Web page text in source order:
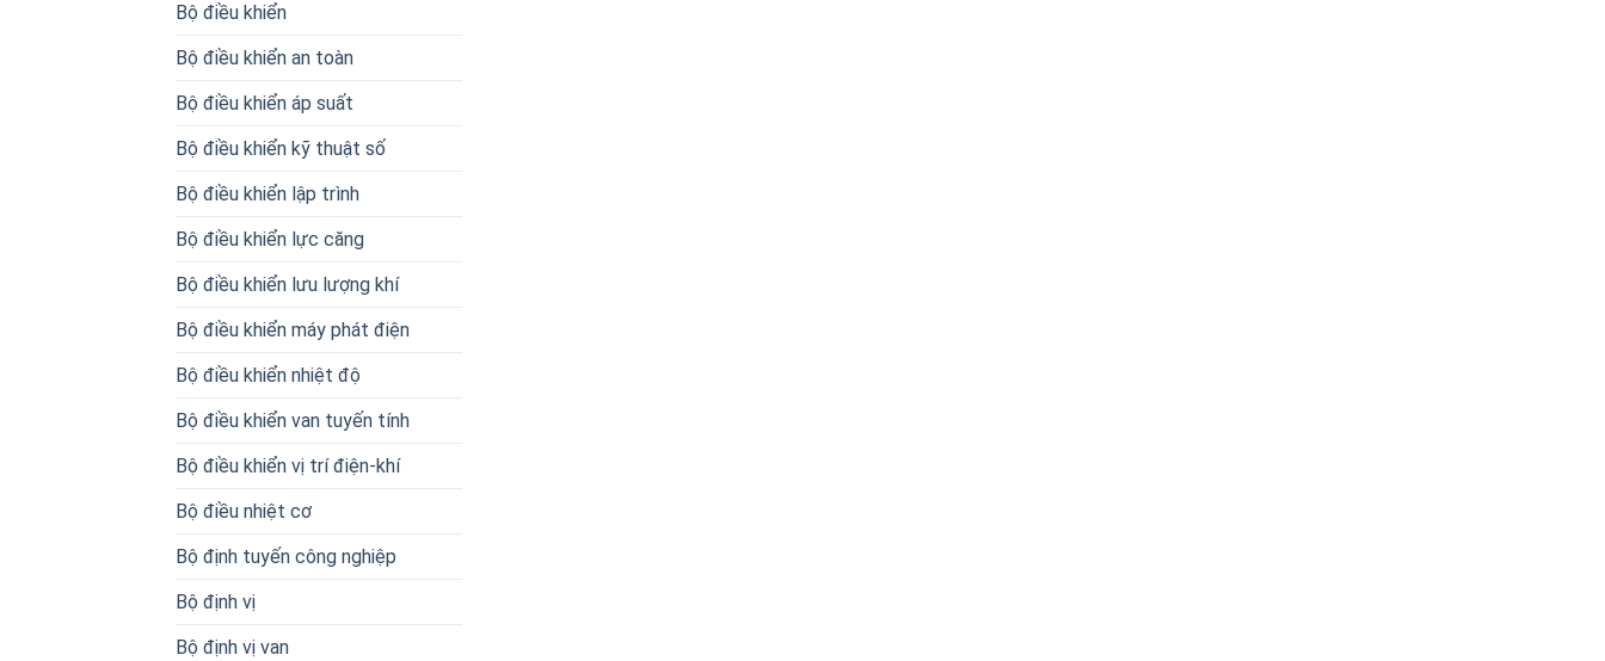
Bộ điều khiển
Bộ điều khiển an toàn
Bộ điều khiển áp suất
Bộ điều khiển kỹ thuật số
Bộ điều khiển lập trình
Bộ điều khiển lực căng
Bộ điều khiển lưu lượng khí
Bộ điều khiển máy phát điện
Bộ điều khiển nhiệt độ
Bộ điều khiển van tuyến tính
Bộ điều khiển vị trí điện-khí
Bộ điều nhiệt cơ
Bộ định tuyến công nghiệp
Bộ định vị
Bộ định vị van